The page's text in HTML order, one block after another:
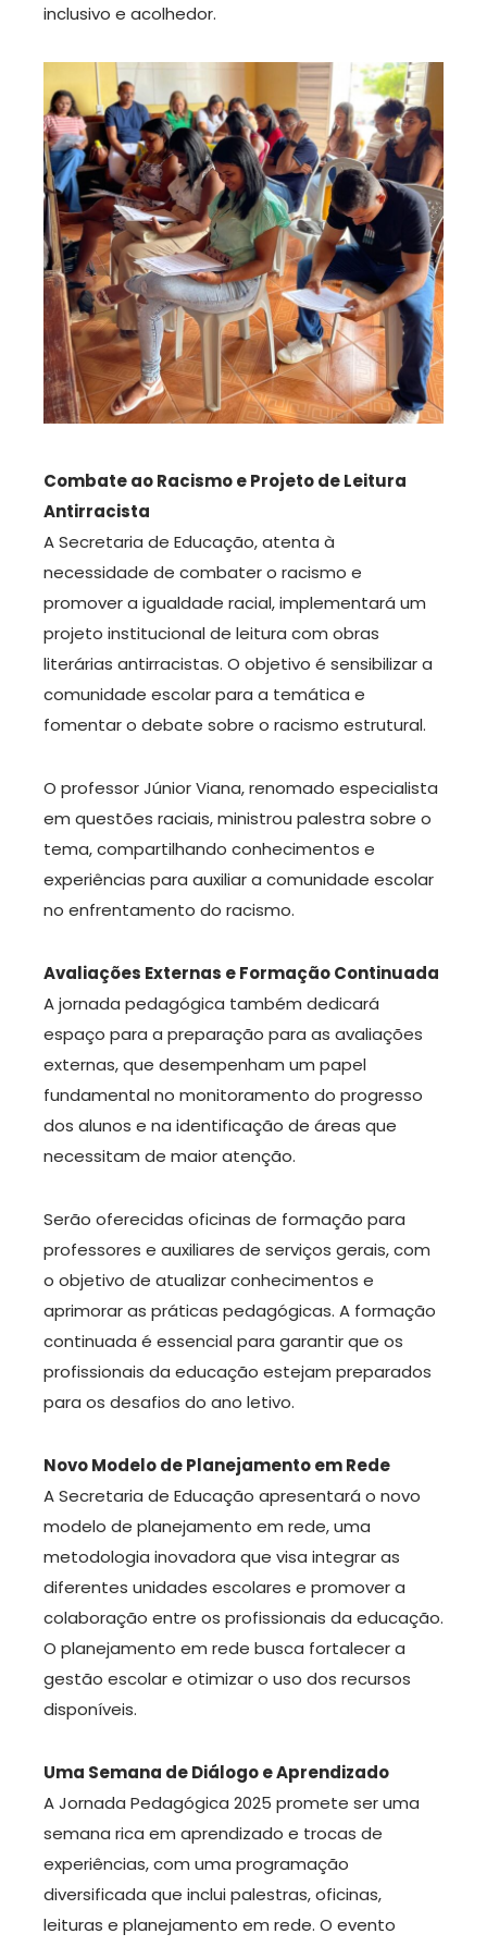
inclusivo e acolhedor.
Combate ao Racismo e Projeto de Leitura
Antirracista
A Secretaria de Educação, atenta à
necessidade de combater o racismo e
promover a igualdade racial, implementará um
projeto institucional de leitura com obras
literárias antirracistas. O objetivo é sensibilizar a
comunidade escolar para a temática e
fomentar o debate sobre o racismo estrutural.
O professor Júnior Viana, renomado especialista
em questões raciais, ministrou palestra sobre o
tema, compartilhando conhecimentos e
experiências para auxiliar a comunidade escolar
no enfrentamento do racismo.
Avaliações Externas e Formação Continuada
A jornada pedagógica também dedicará
espaço para a preparação para as avaliações
externas, que desempenham um papel
fundamental no monitoramento do progresso
dos alunos e na identificação de áreas que
necessitam de maior atenção.
Serão oferecidas oficinas de formação para
professores e auxiliares de serviços gerais, com
o objetivo de atualizar conhecimentos e
aprimorar as práticas pedagógicas. A formação
continuada é essencial para garantir que os
profissionais da educação estejam preparados
para os desafios do ano letivo.
Novo Modelo de Planejamento em Rede
A Secretaria de Educação apresentará o novo
modelo de planejamento em rede, uma
metodologia inovadora que visa integrar as
diferentes unidades escolares e promover a
colaboração entre os profissionais da educação.
O planejamento em rede busca fortalecer a
gestão escolar e otimizar o uso dos recursos
disponíveis.
Uma Semana de Diálogo e Aprendizado
A Jornada Pedagógica 2025 promete ser uma
semana rica em aprendizado e trocas de
experiências, com uma programação
diversificada que inclui palestras, oficinas,
leituras e planejamento em rede. O evento